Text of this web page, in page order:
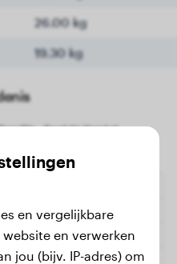
26.00 kg
19.30 kg
en vergelijkbare
en verwerken
jou (bijv. IP-adres) om